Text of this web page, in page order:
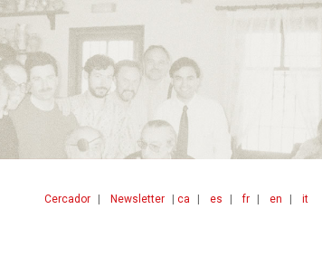
ca es fr en it
Cercador Newsletter